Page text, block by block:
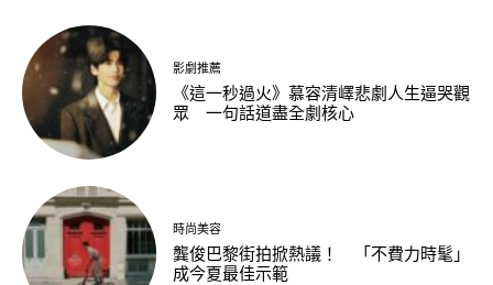
影劇推薦
《這一秒過火》慕容清嶧悲劇人生逼哭觀
眾 一句話道盡全劇核心
時尚美容
龔俊巴黎街拍掀熱議！ 「不費力時髦」
成今夏最佳示範